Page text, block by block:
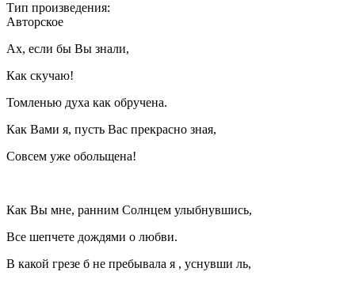
Тип произведения:
Авторское
Ах, если бы Вы знали,
Как скучаю!
Томленью духа как обручена.
Как Вами я, пусть Вас прекрасно зная,
Совсем уже обольщена!
Как Вы мне, ранним Солнцем улыбнувшись,
Все шепчете дождями о любви.
В какой грезе б не пребывала я , уснувши ль,